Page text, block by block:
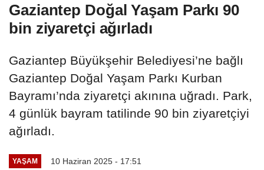
Gaziantep Doğal Yaşam Parkı 90
bin ziyaretçi ağırladı
Gaziantep Büyükşehir Belediyesi’ne bağlı
Gaziantep Doğal Yaşam Parkı Kurban
Bayramı’nda ziyaretçi akınına uğradı. Park,
4 günlük bayram tatilinde 90 bin ziyaretçiyi
ağırladı.
YAŞAM 10 Haziran 2025 - 17:51